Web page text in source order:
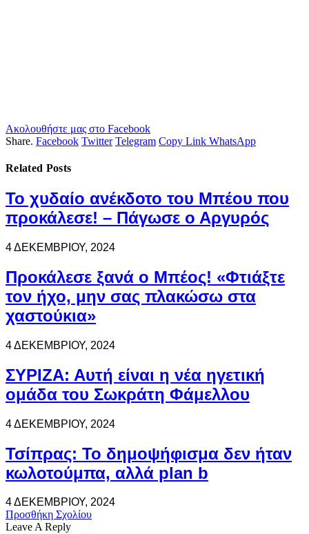
Ακολουθήστε μας στο Facebook
Share. Facebook Twitter Telegram Copy Link WhatsApp
Related Posts
Το χυδαίο ανέκδοτο του Μπέου που
προκάλεσε! – Πάγωσε ο Αργυρός
4 ΔΕΚΕΜΒΡΊΟΥ, 2024
Προκάλεσε ξανά ο Μπέος! «Φτιάξτε
τον ήχο, μην σας πλακώσω στα
χαστούκια»
4 ΔΕΚΕΜΒΡΊΟΥ, 2024
ΣΥΡΙΖΑ: Αυτή είναι η νέα ηγετική
ομάδα του Σωκράτη Φάμελλου
4 ΔΕΚΕΜΒΡΊΟΥ, 2024
Τσίπρας: Το δημοψήφισμα δεν ήταν
κωλοτούμπα, αλλά plan b
4 ΔΕΚΕΜΒΡΊΟΥ, 2024
Προσθήκη Σχολίου
Leave A Reply